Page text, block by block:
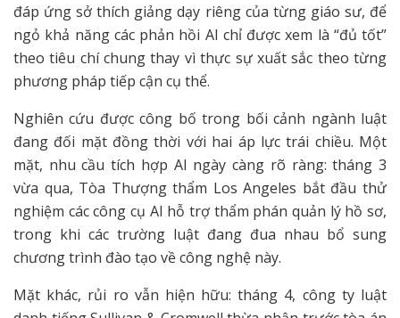
đáp ứng sở thích giảng dạy riêng của từng giáo sư, để
ngỏ khả năng các phản hồi AI chỉ được xem là “đủ tốt”
theo tiêu chí chung thay vì thực sự xuất sắc theo từng
phương pháp tiếp cận cụ thể.
Nghiên cứu được công bố trong bối cảnh ngành luật
đang đối mặt đồng thời với hai áp lực trái chiều. Một
mặt, nhu cầu tích hợp AI ngày càng rõ ràng: tháng 3
vừa qua, Tòa Thượng thẩm Los Angeles bắt đầu thử
nghiệm các công cụ AI hỗ trợ thẩm phán quản lý hồ sơ,
trong khi các trường luật đang đua nhau bổ sung
chương trình đào tạo về công nghệ này.
Mặt khác, rủi ro vẫn hiện hữu: tháng 4, công ty luật